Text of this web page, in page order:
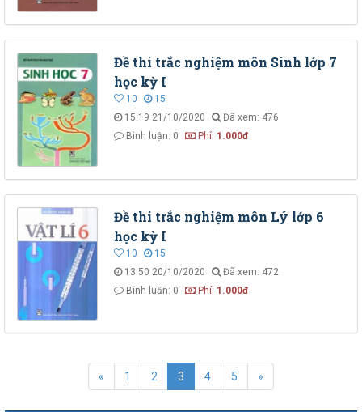
Đề thi trắc nghiệm môn Sinh lớp 7
học kỳ I
10
15
15:19 21/10/2020
Đã xem: 476
Bình luận: 0
Phí: 1.000đ
Đề thi trắc nghiệm môn Lý lớp 6
học kỳ I
10
15
13:50 20/10/2020
Đã xem: 472
Bình luận: 0
Phí: 1.000đ
« 1 2 3 4 5 »